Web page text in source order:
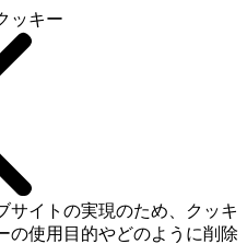
ッキー
サイトの実現のため、クッキ
の使用目的やどのように削除